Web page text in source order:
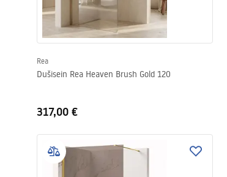
Rea
Dušisein Rea Heaven Brush Gold 120
317,00 €